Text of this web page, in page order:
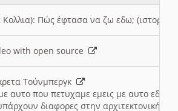
Πώς έφτασα να ζω εδω; (ιστορια)
with open source
Τούνμπεργκ
αυτο που πετυχαμε εμεις με αυτο εδω
διαφορες στην αρχιτεκτονική